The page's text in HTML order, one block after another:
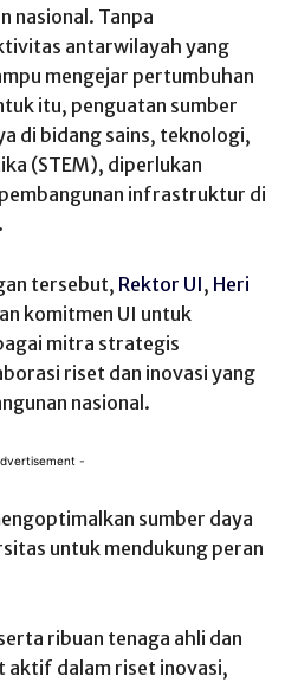
nasional. Tanpa
antarwilayah yang
mengejar pertumbuhan
itu, penguatan sumber
di bidang sains, teknologi,‎
(STEM), diperlukan
infrastruktur di
tersebut, Rektor UI, Heri
komitmen UI untuk
mitra strategis
‎riset dan inovasi yang
nasional.
-
sumber daya
untuk mendukung peran
ribuan tenaga ahli dan
aktif dalam riset inovasi,